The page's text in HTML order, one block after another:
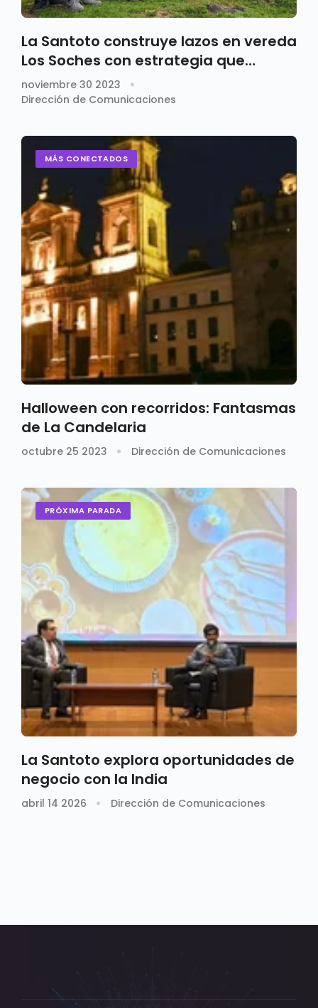
La Santoto construye lazos en vereda
Los Soches con estrategia que
fomenta el turismo
noviembre 30 2023
Dirección de Comunicaciones
MÁS CONECTADOS
Halloween con recorridos: Fantasmas
de La Candelaria
octubre 25 2023 Dirección de Comunicaciones
PRÓXIMA PARADA
La Santoto explora oportunidades de
negocio con la India
abril 14 2026 Dirección de Comunicaciones